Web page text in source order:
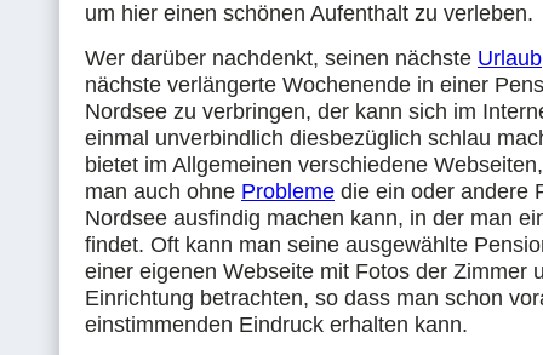
um hier einen schönen Aufenthalt zu verleben.
Wer darüber nachdenkt, seinen nächste Urlaub
nächste verlängerte Wochenende in einer
Nordsee zu verbringen, der kann sich im
einmal unverbindlich diesbezüglich schlau
bietet im Allgemeinen verschiedene
man auch ohne Probleme die ein oder andere
Nordsee ausfindig machen kann, in der man
findet. Oft kann man seine ausgewählte
einer eigenen Webseite mit Fotos der Zimmer
Einrichtung betrachten, so dass man schon
einstimmenden Eindruck erhalten kann.